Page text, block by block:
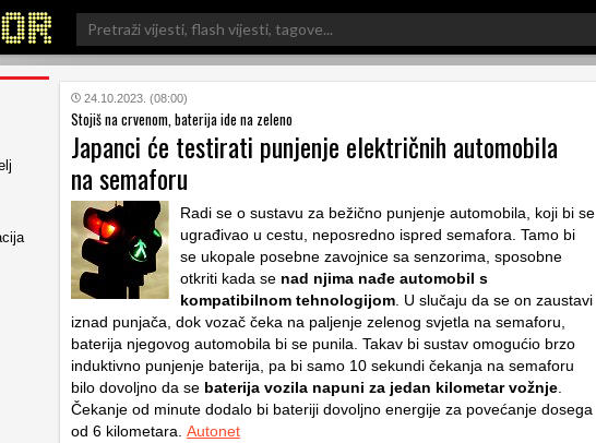
Search
for:
24.10.2023. (08:00)
Stojiš na crvenom, baterija ide na zeleno
Japanci će testirati punjenje električnih automobila
na semaforu
Radi se o sustavu za bežično punjenje automobila, koji bi se
ugrađivao u cestu, neposredno ispred semafora. Tamo bi
se ukopale posebne zavojnice sa senzorima, sposobne
otkriti kada se nad njima nađe automobil s
kompatibilnom tehnologijom . U slučaju da se on zaustavi
iznad punjača, dok vozač čeka na paljenje zelenog svjetla na semaforu,
baterija njegovog automobila bi se punila. Takav bi sustav omogućio brzo
induktivno punjenje baterija, pa bi samo 10 sekundi čekanja na semaforu
bilo dovoljno da se baterija vozila napuni za jedan kilometar vožnje
Čekanje od minute dodalo bi bateriji dovoljno energije za povećanje dosega
od 6 kilometara. Autonet